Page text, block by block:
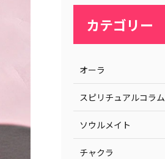
カテゴリー
オーラ
スピリチュアルコラム
ソウルメイト
チャクラ